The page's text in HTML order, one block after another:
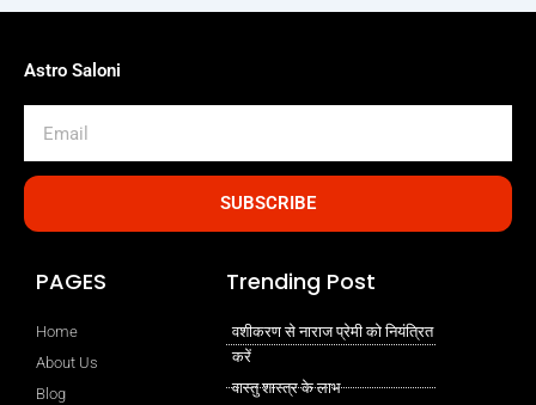
Astro Saloni
SUBSCRIBE
PAGES
Home
About Us
Blog
Trending Post
वशीकरण से नाराज प्रेमी को नियंत्रित
करें
वास्तु शास्त्र के लाभ